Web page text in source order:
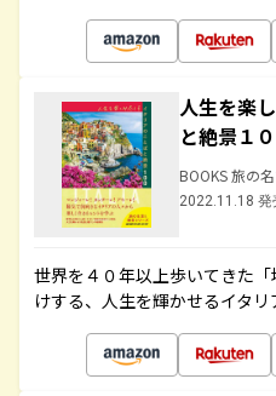
人生を楽
と絶景１
BOOKS 旅の
2022.11.18 発
世界を４０年以上歩いてきた
けする、人生を輝かせるイタ